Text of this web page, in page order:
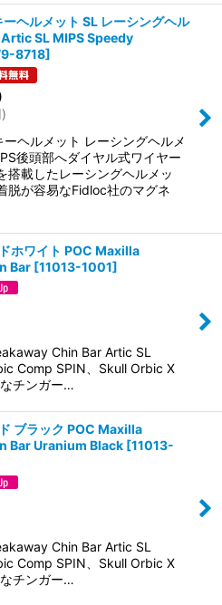
ヘルメット SL レーシングヘル
Artic SL MIPS Speedy
8718]
)
ヘルメット レーシングヘルメ
後頭部へダイヤル式ワイヤー
搭載したレーシングヘルメッ
脱が容易なFidloc社のマグネ
ホワイト POC Maxilla
Bar [11013-1001]
Chin Bar Artic SL
Comp SPIN、Skull Orbic X
チンガー…
ブラック POC Maxilla
Bar Uranium Black [11013-
Chin Bar Artic SL
Comp SPIN、Skull Orbic X
チンガー…